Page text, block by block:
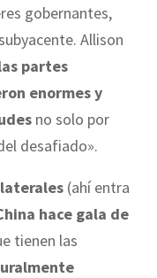
gobernantes,
Allison
partes
enormes y
no solo por
desafiado».
(ahí entra
hace gala de
tienen las